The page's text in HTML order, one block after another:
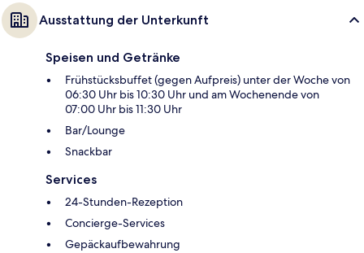
Ausstattung der Unterkunft
Speisen und Getränke
Frühstücksbuffet (gegen Aufpreis) unter der Woche von
06:30 Uhr bis 10:30 Uhr und am Wochenende von
07:00 Uhr bis 11:30 Uhr
Bar/Lounge
Snackbar
Services
24-Stunden-Rezeption
Concierge-Services
Gepäckaufbewahrung